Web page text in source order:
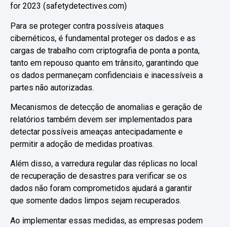
for 2023 (safetydetectives.com)
Para se proteger contra possíveis ataques
cibernéticos, é fundamental proteger os dados e as
cargas de trabalho com criptografia de ponta a ponta,
tanto em repouso quanto em trânsito, garantindo que
os dados permaneçam confidenciais e inacessíveis a
partes não autorizadas.
Mecanismos de detecção de anomalias e geração de
relatórios também devem ser implementados para
detectar possíveis ameaças antecipadamente e
permitir a adoção de medidas proativas.
Além disso, a varredura regular das réplicas no local
de recuperação de desastres para verificar se os
dados não foram comprometidos ajudará a garantir
que somente dados limpos sejam recuperados.
Ao implementar essas medidas, as empresas podem